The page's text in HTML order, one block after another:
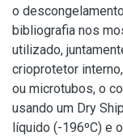
o
bibliografia nos
utilizado,
crioprotetor
ou microtubos, o
usando um Dry
líquido (-196ºC) e